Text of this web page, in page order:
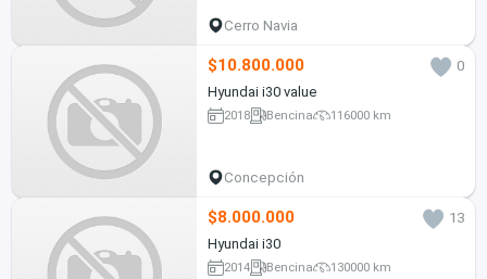
Cerro Navia
$10.800.000
0
Hyundai i30 value
2018 Bencina 116000 km
Concepción
$8.000.000
13
Hyundai i30
2014 Bencina 130000 km